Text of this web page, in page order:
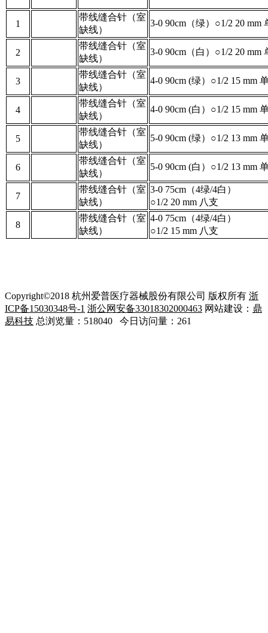
1
带线缝合针（室
缺线）
3-0 90cm（绿）○1/2 20 mm
2
带线缝合针（室
缺线）
3-0 90cm（白）○1/2 20 mm
3
带线缝合针（室
缺线）
4-0 90cm (绿）○1/2 15 mm
4
带线缝合针（室
缺线）
4-0 90cm (白）○1/2 15 mm
5
带线缝合针（室
缺线）
5-0 90cm (绿）○1/2 13 mm
6
带线缝合针（室
缺线）
5-0 90cm (白）○1/2 13 mm
7
带线缝合针（室
缺线）
3-0 75cm（4绿/4白）
○1/2 20 mm 八支
8
带线缝合针（室
缺线）
4-0 75cm（4绿/4白）
○1/2 15 mm 八支
Copyright©2018 杭州爱普医疗器械股份有限公司 版权所有 浙
ICP备15030348号-1 浙公网安备33018302000463 网站建设： 鼎
易科技 总浏览量：518040 今日访问量：261